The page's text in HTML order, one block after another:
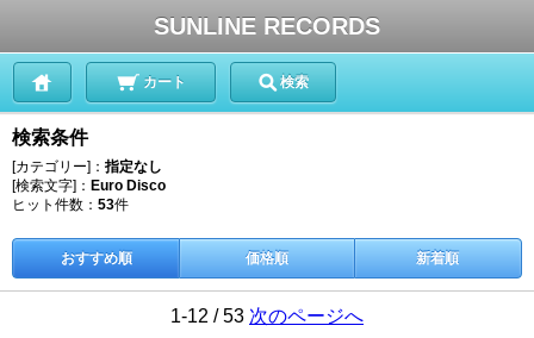
SUNLINE RECORDS
カート 検索
検索条件
[カテゴリー]： 指定なし
[検索文字]： Euro Disco
ヒット件数： 53件
おすすめ順 価格順 新着順
1-12 / 53 次のページへ